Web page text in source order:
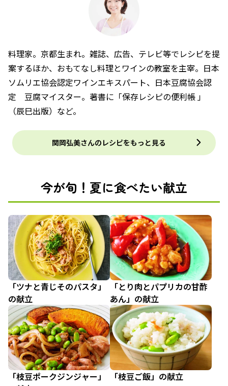
料理家。京都生まれ。雑誌、広告、テレビ等でレシピを提
案するほか、おもてなし料理とワインの教室を主宰。日本
ソムリエ協会認定ワインエキスパート、日本豆腐協会認
定 豆腐マイスター。著書に「保存レシピの便利帳 」
（辰巳出版）など。
関岡弘美さんのレシピをもっと見る
今が旬！夏に食べたい献立
「ツナと青じそのパスタ」
の献立
「とり肉とパプリカの甘酢
あん」の献立
「枝豆ポークジンジャー」
「枝豆ご飯」の献立